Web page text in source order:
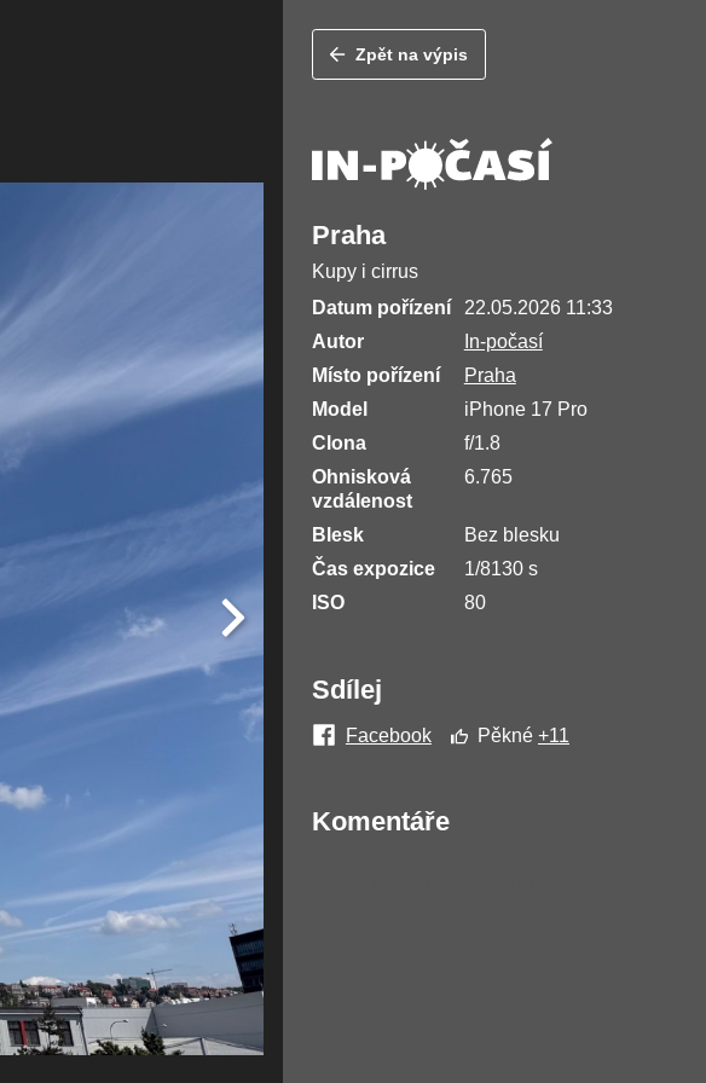
Zpět na výpis
Praha
Kupy i cirrus
Datum pořízení
22.05.2026 11:33
Autor
In-počasí
Místo pořízení
Praha
Model
iPhone 17 Pro
Clona
f/1.8
Ohnisková
vzdálenost
6.765
Blesk
Bez blesku
Čas expozice
1/8130 s
ISO
80
Sdílej
Facebook Pěkné +11
Komentáře